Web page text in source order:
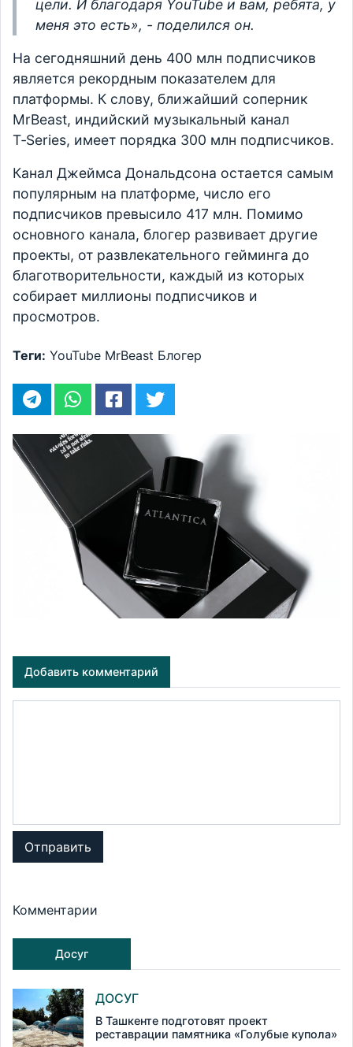
цели. И благодаря YouTube и вам, ребята, у
меня это есть», - поделился он.
На сегодняшний день 400 млн подписчиков
является рекордным показателем для
платформы. К слову, ближайший соперник
MrBeast, индийский музыкальный канал
T‑Series, имеет порядка 300 млн подписчиков.
Канал Джеймса Дональдсона остается самым
популярным на платформе, число его
подписчиков превысило 417 млн. Помимо
основного канала, блогер развивает другие
проекты, от развлекательного гейминга до
благотворительности, каждый из которых
собирает миллионы подписчиков и
просмотров.
Теги: YouTube MrBeast Блогер
Добавить комментарий
Отправить
Комментарии
Досуг
ДОСУГ
В Ташкенте подготовят проект
реставрации памятника «Голубые купола»